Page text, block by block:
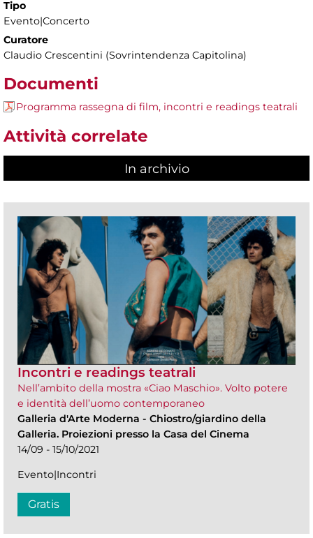
Tipo
Evento|Concerto
Curatore
Claudio Crescentini (Sovrintendenza Capitolina)
Documenti
Programma rassegna di film, incontri e readings teatrali
Attività correlate
In archivio
Incontri e readings teatrali
Nell’ambito della mostra «Ciao Maschio». Volto potere
e identità dell’uomo contemporaneo
Galleria d'Arte Moderna - Chiostro/giardino della
Galleria. Proiezioni presso la Casa del Cinema
14/09 - 15/10/2021
Evento|Incontri
Gratis